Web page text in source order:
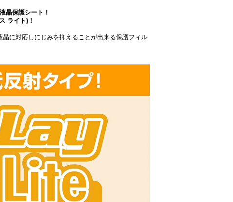
晶保護シート！
ライト)！
に対応しにじみを抑えることが出来る保護フィル